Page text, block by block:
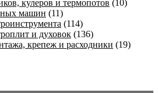
кулеров и термопотов (10)
машин (11)
(114)
и духовок (136)
крепеж и расходники (19)